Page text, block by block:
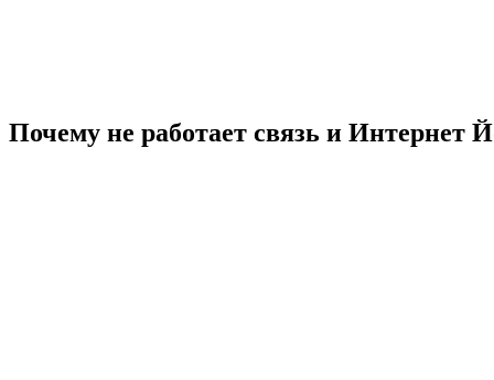
Почему не работает связь и Интернет